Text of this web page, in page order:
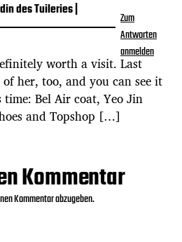
des Tuileries |
worth a visit. Last
her, too, and you can see it
Bel Air coat, Yeo Jin
and Topshop […]
Zum
Antworten
anmelden
Kommentar
Kommentar abzugeben.